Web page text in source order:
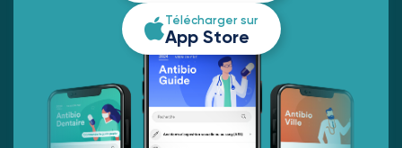
Télécharger sur
App Store